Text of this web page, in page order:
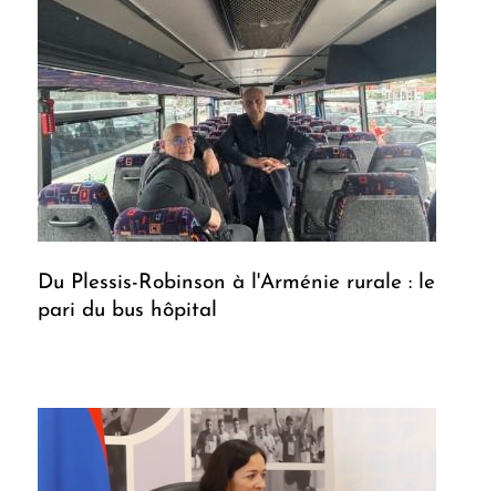
Du Plessis-Robinson à l'Arménie rurale : le
pari du bus hôpital